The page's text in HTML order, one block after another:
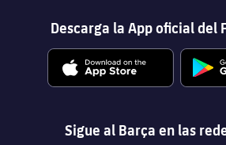
Descarga la App oficial del
Sigue al Barça en las